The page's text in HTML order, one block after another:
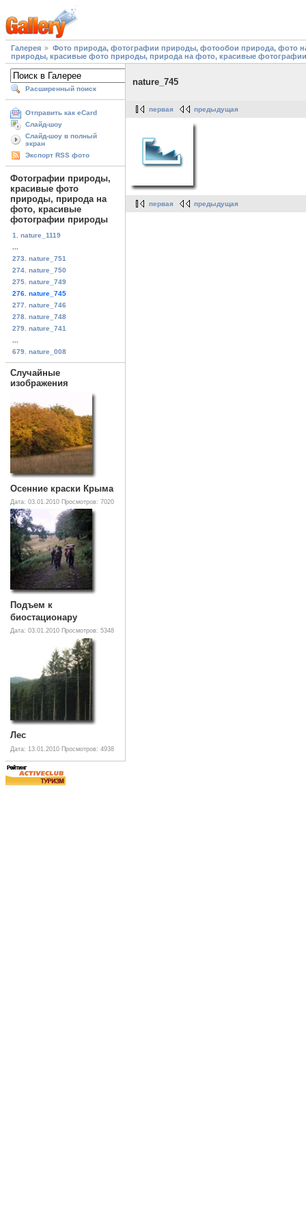
Галерея
Фото природа, фотографии природы, фотообои природа, фото
природы, красивые фото природы, природа на фото, красивые
Расширенный поиск
Отправить как eCard
Слайд-шоу
Слайд-шоу в полный
экран
Экспорт RSS фото
Фотографии природы,
красивые фото
природы, природа на
фото, красивые
фотографии природы
1. nature_1119
273. nature_751
274. nature_750
275. nature_749
276. nature_745
277. nature_746
278. nature_748
279. nature_741
679. nature_008
Случайные
изображения
Осенние краски Крыма
Дата: 03.01.2010 Просмотров: 7020
Подъем к
биостационару
Дата: 03.01.2010 Просмотров: 5348
Лес
Дата: 13.01.2010 Просмотров: 4938
nature_745
первая предыдущая
первая предыдущая